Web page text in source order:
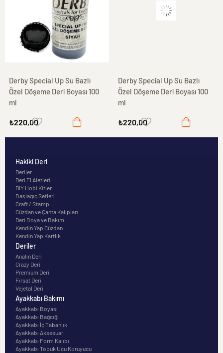
Derby Special Up Su Bazlı
Özel Döşeme Deri Boyası 100
ml
₺220,00
Derby Special Up Su Bazlı
Özel Döşeme Deri Boyası 100
ml
₺220,00
-
Hakiki Deri
Deriler
Deri El Aletleri
DIY Hobi Kitler
Başlagıç Setleri
Craft / Stamp
Cüzdan ve Çanta Kalıpları
Deri Boya ve Bakım
Kendin Yap Cüzdan
Kendin Yap Kartlık
Deriler
Analin Deri
Crazy Deri
Premium Deri
Fırsat Deri
Vejetal Deri
Ayakkabı Bakımı
Ayakkabı Boyası
Ayakkabı Bağcığı
Ayakkabı İç Tabanlık
Ayakkabı Aksesuar
Ayakkabı Form Kalıbı
Ayakkabı Topuk Ucu Koruyucu